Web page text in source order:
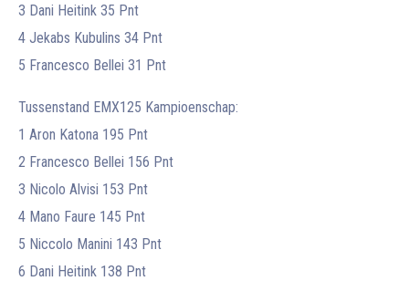
3 Dani Heitink 35 Pnt
4 Jekabs Kubulins 34 Pnt
5 Francesco Bellei 31 Pnt
Tussenstand EMX125 Kampioenschap:
1 Aron Katona 195 Pnt
2 Francesco Bellei 156 Pnt
3 Nicolo Alvisi 153 Pnt
4 Mano Faure 145 Pnt
5 Niccolo Manini 143 Pnt
6 Dani Heitink 138 Pnt